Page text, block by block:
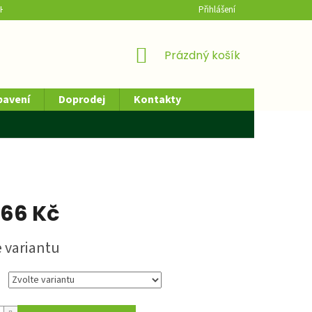
ÚDAJŮ Přihlášení
NÁKUPNÍ
Prázdný košík
Doprodej Kontakty
Kč
variantu